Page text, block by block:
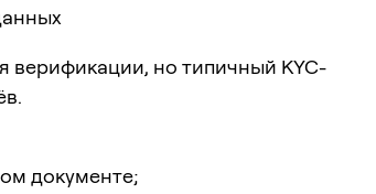
верификации, но типичный KYC-
документе;